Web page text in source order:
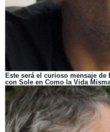
Este será el curioso mensaje
con Sole en Como la Vida